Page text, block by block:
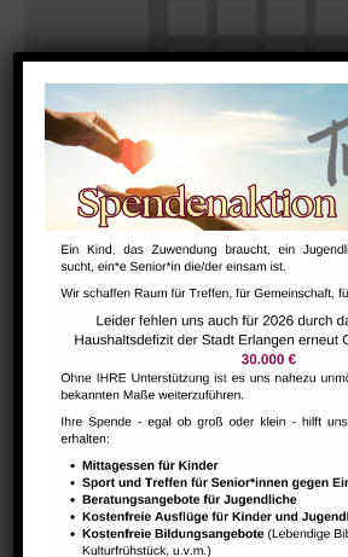
Morgentreff für Menschen ab 60 Jahren
August 10 @ 9:30
11:30